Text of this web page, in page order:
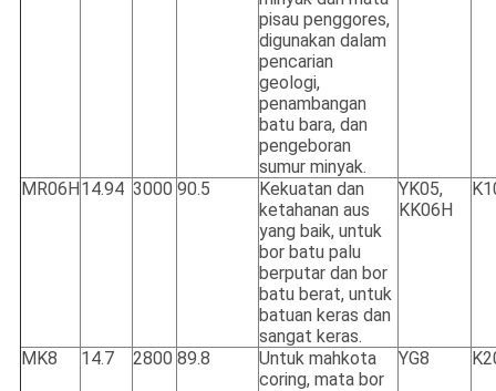
pisau penggores,
digunakan dalam
pencarian
geologi,
penambangan
batu bara, dan
pengeboran
sumur minyak.
MR06H 14.94 3000 90.5
Kekuatan dan
ketahanan aus
yang baik, untuk
bor batu palu
berputar dan bor
batu berat, untuk
batuan keras dan
sangat keras.
YK05,
KK06H
MK8 14.7 2800 89.8
Untuk mahkota
coring, mata bor
YG8